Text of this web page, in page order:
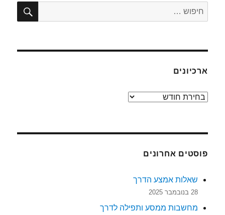
אגו
וענווה
חפש:
ארכיונים
ארכיונים
פוסטים אחרונים
שאלות אמצע הדרך
28 בנובמבר 2025
מחשבות ממסע ותפילה לדרך